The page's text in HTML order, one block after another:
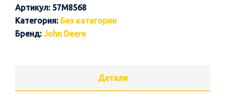
Артикул: 57M8568
Категория: Без категории
Бренд: John Deere
Детали